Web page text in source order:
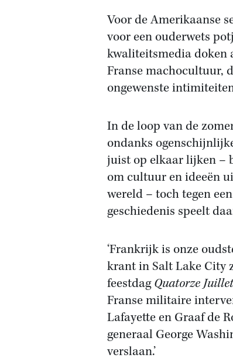
Voor de Amerikaanse
voor een ouderwets
kwaliteitsmedia doken
Franse machocultuur,
ongewenste
In de loop van de
ondanks
juist op elkaar lijken –
om cultuur en ideeën
wereld – toch tegen
geschiedenis speelt
‘Frankrijk is onze
krant in Salt Lake City
feestdagQuatorze Juillet
Franse militaire
Lafayette en Graaf de
generaal George
verslaan.’